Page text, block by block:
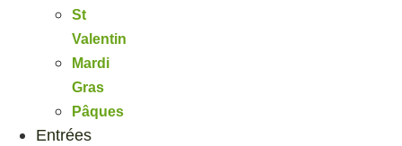
St
Valentin
Mardi
Gras
Pâques
Entrées